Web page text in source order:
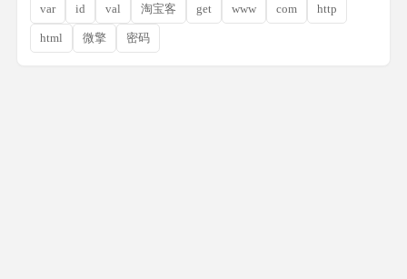
var id val 淘宝客 get www com http
html 微擎 密码